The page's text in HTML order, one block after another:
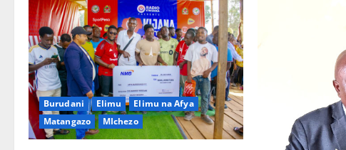
Burudani Elimu
Elimu na Afya
Matangazo
MIchezo